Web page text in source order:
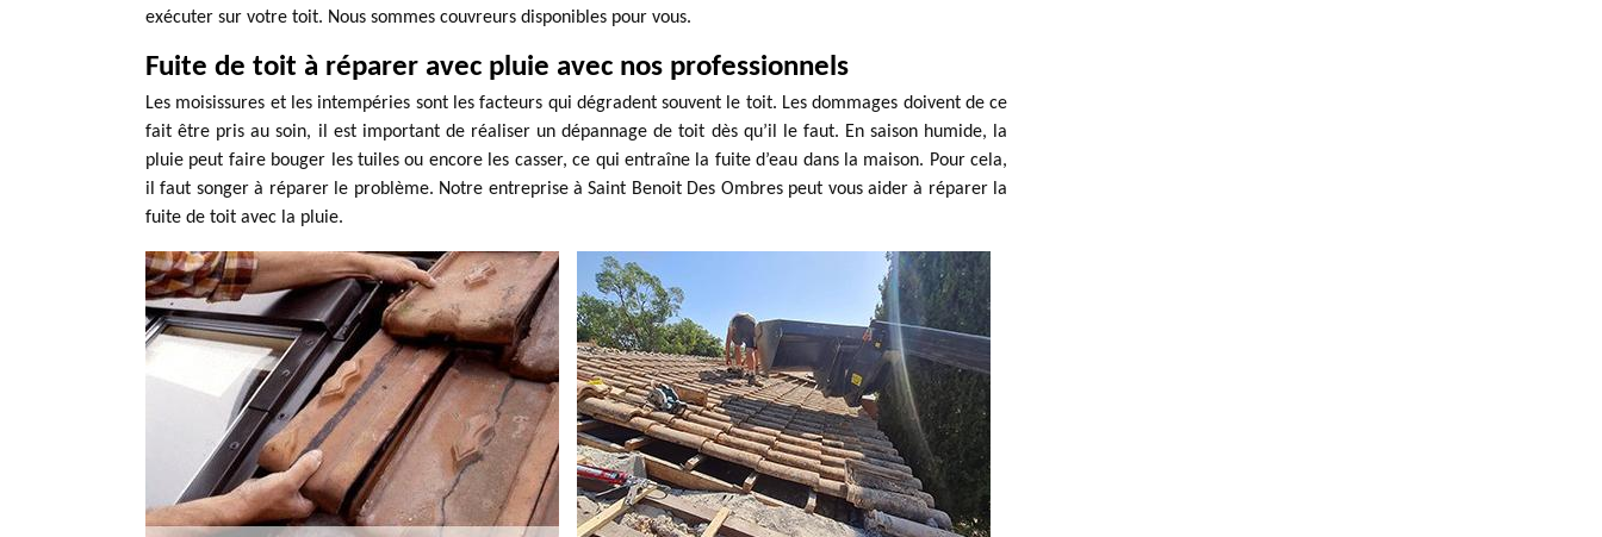
exécuter sur votre toit. Nous sommes couvreurs disponibles pour vous.
Fuite de toit à réparer avec pluie avec nos professionnels
Les moisissures et les intempéries sont les facteurs qui dégradent souvent le toit. Les dommages doivent de ce
fait être pris au soin, il est important de réaliser un dépannage de toit dès qu’il le faut. En saison humide, la
pluie peut faire bouger les tuiles ou encore les casser, ce qui entraîne la fuite d’eau dans la maison. Pour cela,
il faut songer à réparer le problème. Notre entreprise à Saint Benoit Des Ombres peut vous aider à réparer la
fuite de toit avec la pluie.